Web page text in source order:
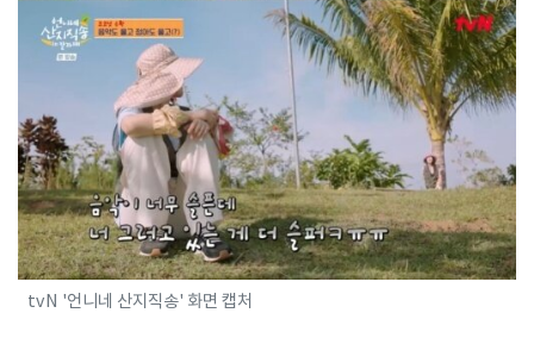
tvN '언니네 산지직송' 화면 캡처